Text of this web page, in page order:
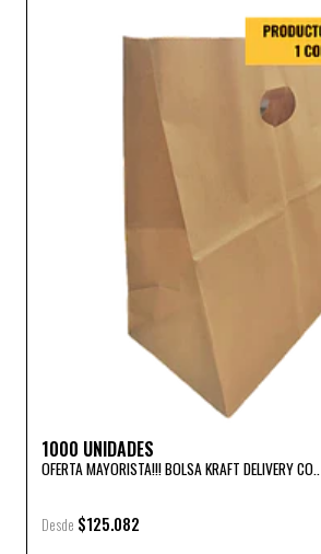
1000 UNIDADES
OFERTA MAYORISTA!!! BOLSA KRAFT DELIVERY CO..
Desde $125.082